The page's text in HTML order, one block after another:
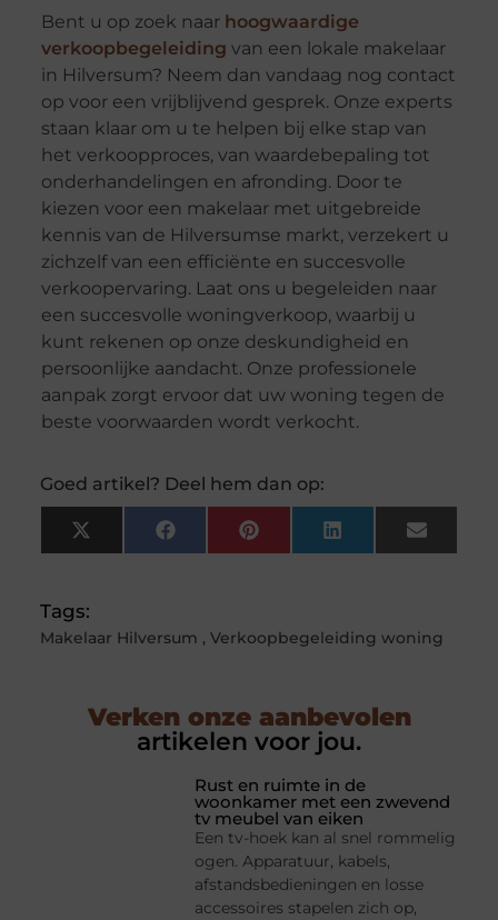
Bent u op zoek naar hoogwaardige
verkoopbegeleiding van een lokale makelaar
in Hilversum? Neem dan vandaag nog contact
op voor een vrijblijvend gesprek. Onze experts
staan klaar om u te helpen bij elke stap van
het verkoopproces, van waardebepaling tot
onderhandelingen en afronding. Door te
kiezen voor een makelaar met uitgebreide
kennis van de Hilversumse markt, verzekert u
zichzelf van een efficiënte en succesvolle
verkoopervaring. Laat ons u begeleiden naar
een succesvolle woningverkoop, waarbij u
kunt rekenen op onze deskundigheid en
persoonlijke aandacht. Onze professionele
aanpak zorgt ervoor dat uw woning tegen de
beste voorwaarden wordt verkocht.
Goed artikel? Deel hem dan op:
X
(Twitter)
FacebookPinterestLinkedInEmail
Tags:
Makelaar Hilversum , Verkoopbegeleiding woning
Verken onze aanbevolen
artikelen voor jou.
Rust en ruimte in de
woonkamer met een zwevend
tv meubel van eiken
Een tv-hoek kan al snel rommelig
ogen. Apparatuur, kabels,
afstandsbedieningen en losse
accessoires stapelen zich op,